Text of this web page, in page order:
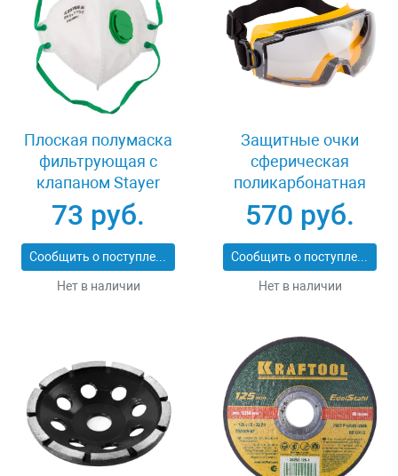
Плоская полумаска
фильтрующая с
клапаном Stayer
11113-2_z01
73 руб.
Сообщить о поступлении
Нет в наличии
Защитные очки
сферическая
поликарбонатная
линза Stayer 110293
570 руб.
Сообщить о поступлении
Нет в наличии